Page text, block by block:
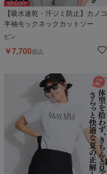
30%OFF
【吸水速乾・汗ジミ防止】カノコ
半袖モックネックカットソー
ピン
￥7,700税込